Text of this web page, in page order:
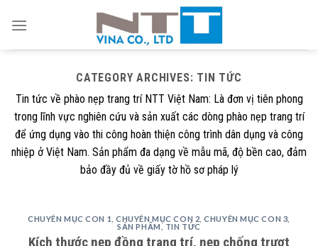
CATEGORY ARCHIVES: TIN TỨC
Tin tức về phào nẹp trang trí NTT Việt Nam: Là đơn vị tiên phong
trong lĩnh vực nghiên cứu và sản xuất các dòng phào nẹp trang trí
để ứng dụng vào thi công hoàn thiện công trình dân dụng và công
nhiệp ở Việt Nam. Sản phẩm đa dạng về mẫu mã, độ bền cao, đảm
bảo đầy đủ về giấy tờ hồ sơ pháp lý
CHUYÊN MỤC CON 1 ,CHUYÊN MỤC CON 2 ,CHUYÊN MỤC CON 3
SẢN PHẨM , TIN TỨC
Kích thước nẹp đồng trang trí, nẹp chống trượt